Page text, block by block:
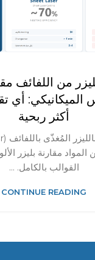
من اللفائف
أكثر ربحية
و30% من المواد مقارنة بليزر
القوالب بالكامل. ...
CONTINUE READING